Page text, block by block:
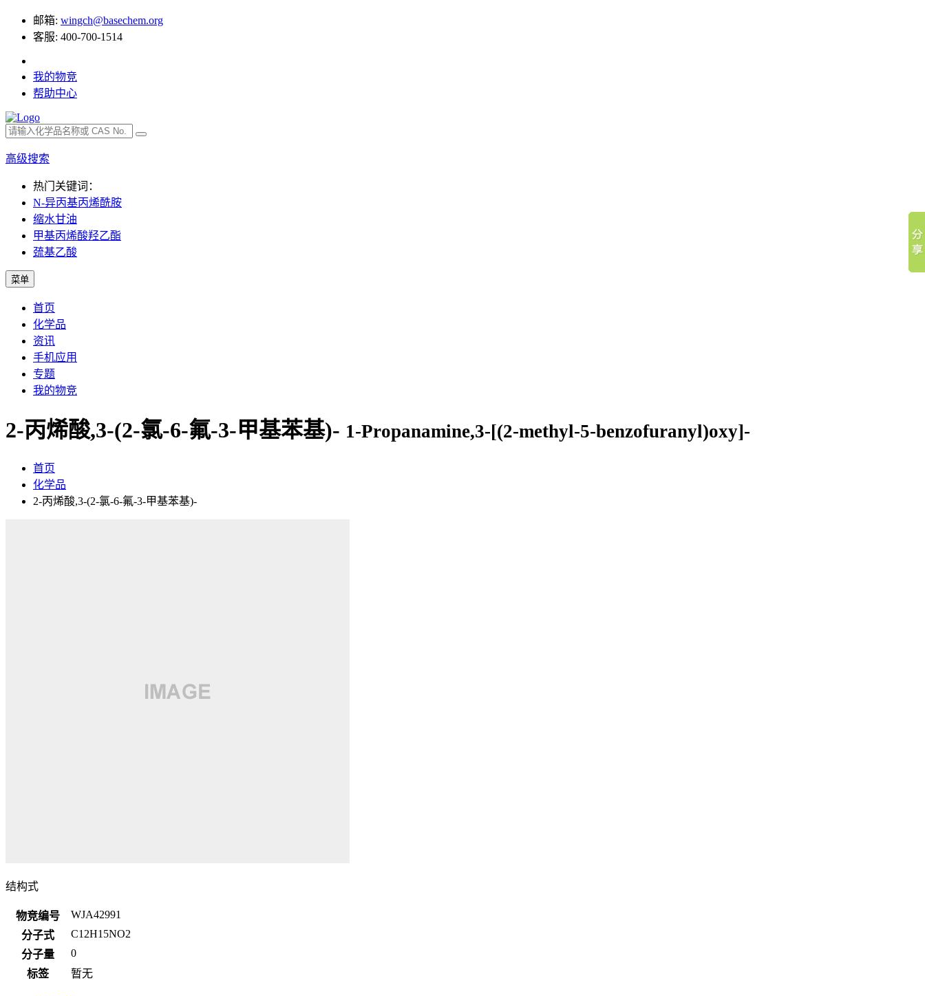
邮箱: wingch@basechem.org
客服: 400-700-1514
我的物竞
帮助中心
高级搜索
热门关键词：
N-异丙基丙烯酰胺
缩水甘油
甲基丙烯酸羟乙酯
巯基乙酸
菜单
首页
化学品
资讯
手机应用
专题
我的物竞
2-丙烯酸,3-(2-氯-6-氟-3-甲基苯基)- 1-Propanamine,3-[(2-methyl-5-benzofuranyl)oxy]-
首页
化学品
2-丙烯酸,3-(2-氯-6-氟-3-甲基苯基)-
结构式
物竞编号
WJA42991
分子式
C12H15NO2
分子量
0
标签
暂无